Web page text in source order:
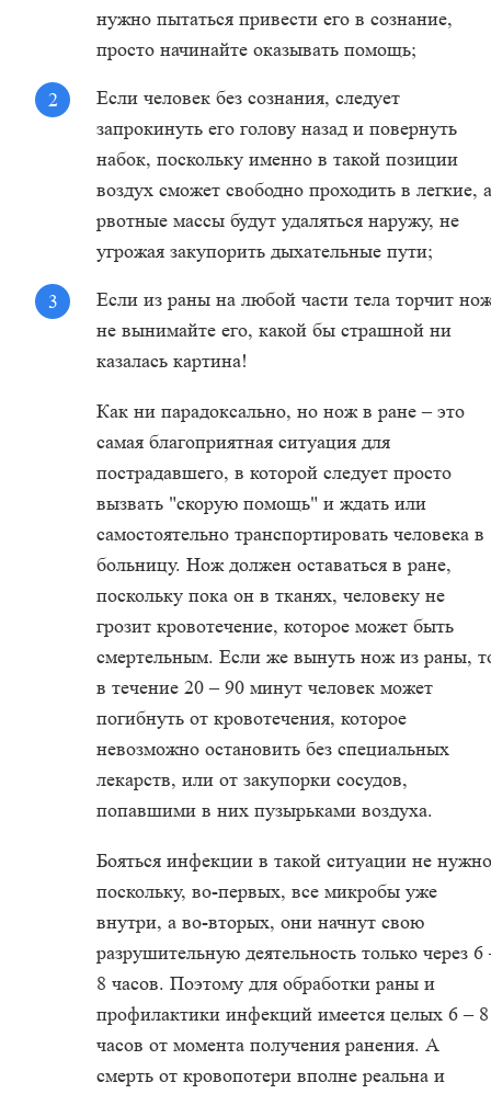
нужно пытаться привести его в сознание,
просто начинайте оказывать помощь;
Если человек без сознания, следует
запрокинуть его голову назад и повернуть
набок, поскольку именно в такой позиции
воздух сможет свободно проходить в легкие, а
рвотные массы будут удаляться наружу, не
угрожая закупорить дыхательные пути;
Если из раны на любой части тела торчит
не вынимайте его, какой бы страшной ни
казалась картина!
Как ни парадоксально, но нож в ране – это
самая благоприятная ситуация для
пострадавшего, в которой следует просто
вызвать "скорую помощь" и ждать или
самостоятельно транспортировать человека в
больницу. Нож должен оставаться в ране,
поскольку пока он в тканях, человеку не
грозит кровотечение, которое может быть
смертельным. Если же вынуть нож из раны,
в течение 20 – 90 минут человек может
погибнуть от кровотечения, которое
невозможно остановить без специальных
лекарств, или от закупорки сосудов,
попавшими в них пузырьками воздуха.
Бояться инфекции в такой ситуации не
поскольку, во-первых, все микробы уже
внутри, а во-вторых, они начнут свою
разрушительную деятельность только через 6
8 часов. Поэтому для обработки раны и
профилактики инфекций имеется целых 6 – 8
часов от момента получения ранения. А
смерть от кровопотери вполне реальна и